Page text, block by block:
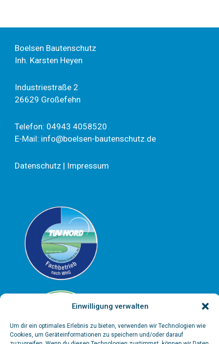
Einwilligung verwalten
Um dir ein optimales Erlebnis zu bieten, verwenden wir Technologien wie
Cookies, um Geräteinformationen zu speichern und/oder darauf
Boelsen Bautenschutz
Inh. Karsten Heyen
Industriestraße 2
26629 Großefehn
Telefon: 04943 4058520
E-Mail: info@boelsen-bautenschutz.de
Datenschutz | Impressum